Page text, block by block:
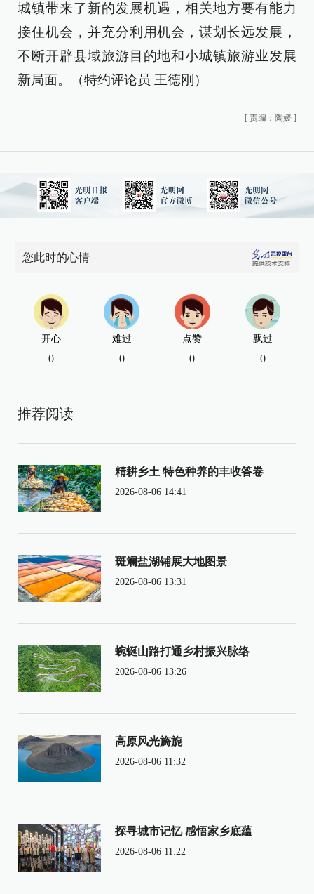
城镇带来了新的发展机遇，相关地方要有能力
接住机会，并充分利用机会，谋划长远发展，
不断开辟县域旅游目的地和小城镇旅游业发展
新局面。（特约评论员 王德刚）
[ 责编：陶媛 ]
您此时的心情
开心
0
难过
0
点赞
0
飘过
0
推荐阅读
精耕乡土 特色种养的丰收答卷
2026-08-06 14:41
斑斓盐湖铺展大地图景
2026-08-06 13:31
蜿蜒山路打通乡村振兴脉络
2026-08-06 13:26
高原风光旖旎
2026-08-06 11:32
探寻城市记忆 感悟家乡底蕴
2026-08-06 11:22